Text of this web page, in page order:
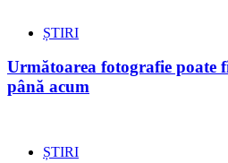
ȘTIRI
Următoarea fotografie poate
până acum
ȘTIRI